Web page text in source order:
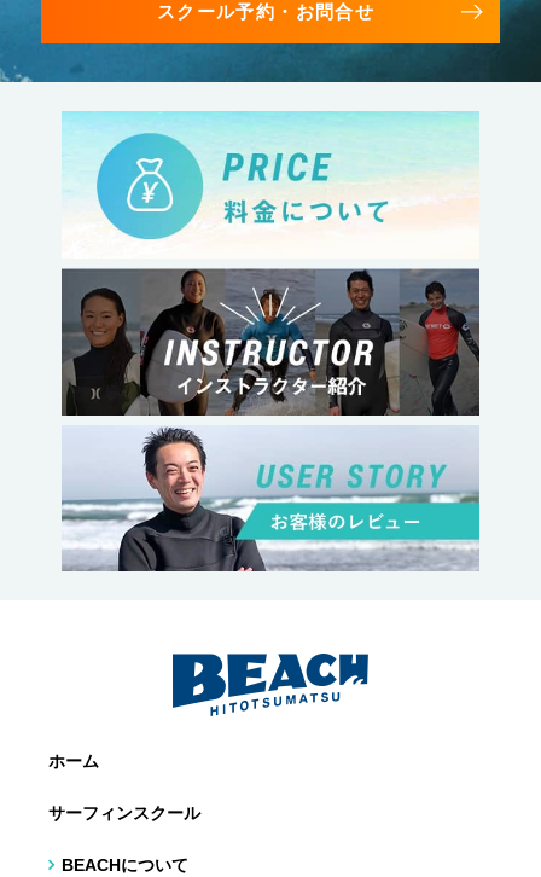
スクール予約・お問合せ
ホーム
サーフィンスクール
BEACHについて